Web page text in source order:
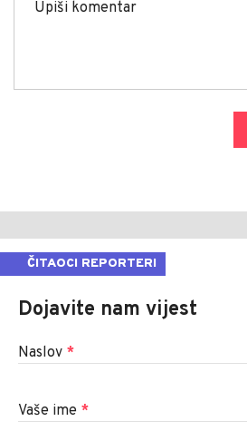
ČITAOCI REPORTERI
Dojavite nam vijest
Naslov *
Vaše ime *